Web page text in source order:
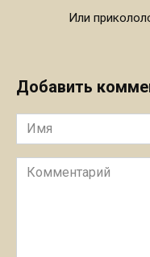
Или
Добавить
Имя
Комментарий